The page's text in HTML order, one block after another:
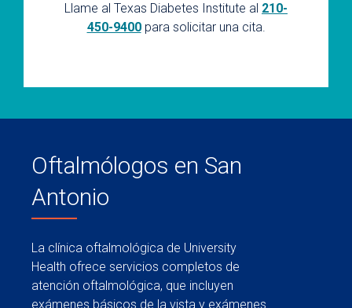
Llame al Texas Diabetes Institute al 210-
450-9400para solicitar una cita.
Oftalmólogos en San
Antonio
La clínica oftalmológica de University
Health ofrece servicios completos de
atención oftalmológica, que incluyen
exámenes básicos de la vista y exámenes